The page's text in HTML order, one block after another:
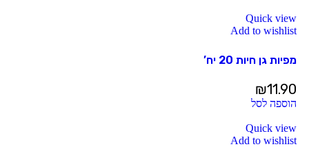
Quick view
Add to wishlist
מפיות גן חיות 20 יח’
₪11.90
הוספה לסל
Quick view
Add to wishlist